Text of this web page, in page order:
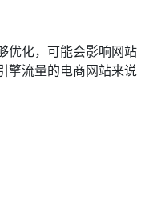
优化，可能会影响网站
擎流量的电商网站来说